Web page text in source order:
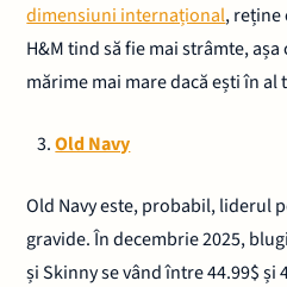
dimensiuni internațional, reține
H&M tind să fie mai strâmte,
mărime mai mare dacă ești în
Old Navy
Old Navy este, probabil, liderul
gravide. În decembrie 2025,
și Skinny se vând între 44.99$ și